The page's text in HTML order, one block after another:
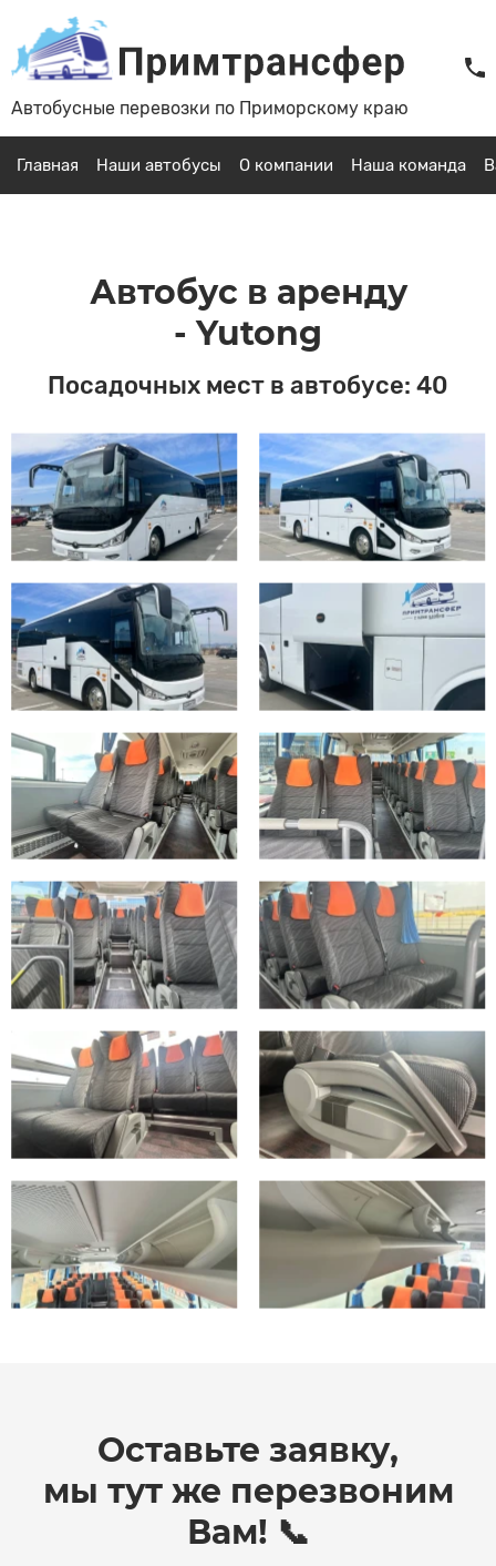
Автобусные перевозки по Приморскому краю
Главная Наши автобусы О компании Наша команда
Автобус в аренду
- Yutong
Посадочных мест в автобусе: 40
Оставьте заявку,
мы тут же перезвоним
Вам! 📞